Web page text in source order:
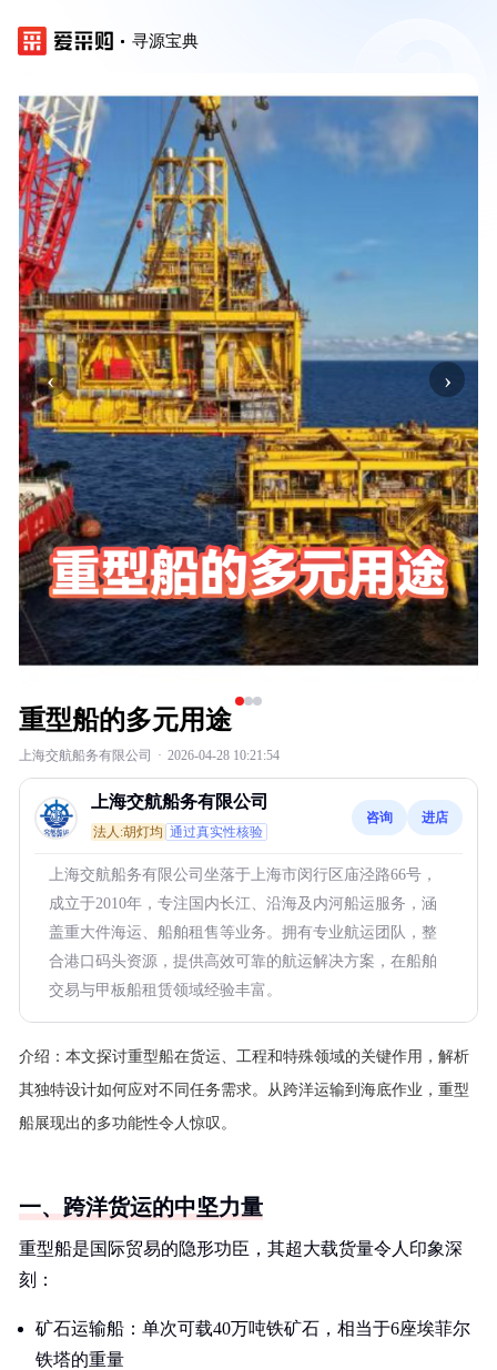
寻源宝典
‹ ›
重型船的多元用途
上海交航船务有限公司 · 2026-04-28 10:21:54
上海交航船务有限公司
法人:胡灯均 通过真实性核验
咨询 进店
上海交航船务有限公司坐落于上海市闵行区庙泾路66号，
成立于2010年，专注国内长江、沿海及内河船运服务，涵
盖重大件海运、船舶租售等业务。拥有专业航运团队，整
合港口码头资源，提供高效可靠的航运解决方案，在船舶
交易与甲板船租赁领域经验丰富。
介绍： 本文探讨重型船在货运、工程和特殊领域的关键作用，解析
其独特设计如何应对不同任务需求。从跨洋运输到海底作业，重型
船展现出的多功能性令人惊叹。
一、跨洋货运的中坚力量
重型船是国际贸易的隐形功臣，其超大载货量令人印象深
刻：
矿石运输船：单次可载40万吨铁矿石，相当于6座埃菲尔
铁塔的重量